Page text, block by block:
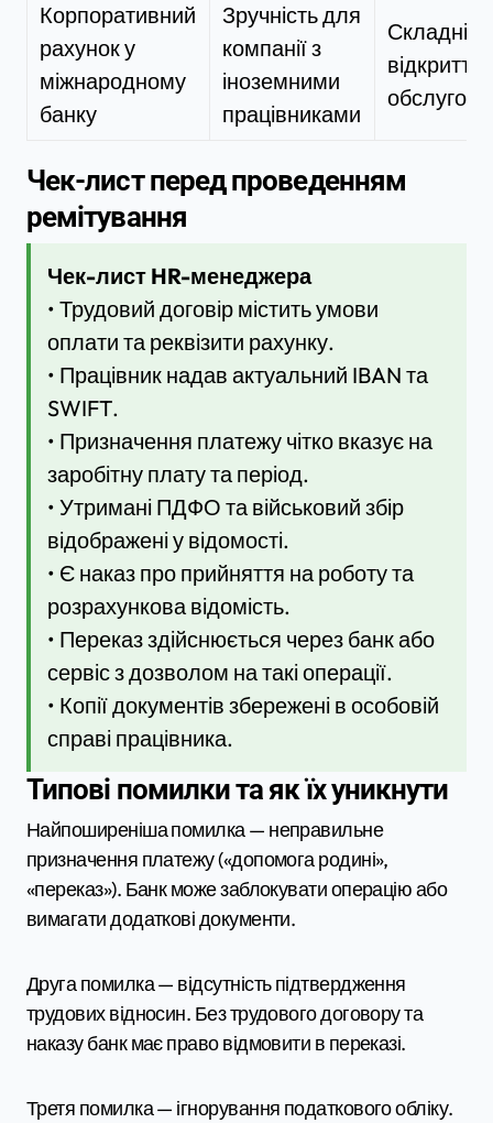
Корпоративний
рахунок у
міжнародному
банку
Зручність для
компанії з
іноземними
працівниками
відкриття
Чек-лист перед проведенням
ремітування
Чек-лист HR-менеджера
• Трудовий договір містить умови
оплати та реквізити рахунку.
• Працівник надав актуальний IBAN та
SWIFT.
• Призначення платежу чітко вказує на
заробітну плату та період.
• Утримані ПДФО та військовий збір
відображені у відомості.
• Є наказ про прийняття на роботу та
розрахункова відомість.
• Переказ здійснюється через банк або
сервіс з дозволом на такі операції.
• Копії документів збережені в особовій
справі працівника.
Типові помилки та як їх уникнути
Найпоширеніша помилка — неправильне
призначення платежу («допомога родині»,
«переказ»). Банк може заблокувати операцію або
вимагати додаткові документи.
Друга помилка — відсутність підтвердження
трудових відносин. Без трудового договору та
наказу банк має право відмовити в переказі.
Третя помилка — ігнорування податкового обліку.